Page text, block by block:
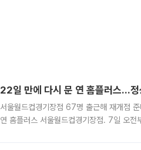
22일 만에 다시 문 연 홈플러스…정
서울월드컵경기장점 67명 출근해 재개점
연 홈플러스 서울월드컵경기장점. 7일 오